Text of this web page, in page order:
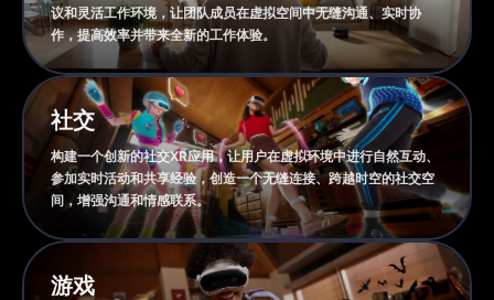
议和灵活工作环境，让团队成员在虚拟空间中无缝沟通、实时协
作，提高效率并带来全新的工作体验。
社交
构建一个创新的社交XR应用，让用户在虚拟环境中进行自然互动、
参加实时活动和共享经验，创造一个无缝连接、跨越时空的社交空
间，增强沟通和情感联系。
游戏